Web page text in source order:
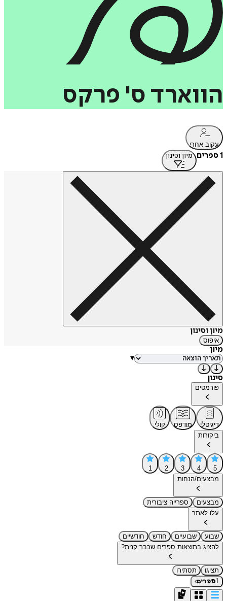
הווארד ס' פרקס
עקוב אחרי
1 ספרים מיון וסינון
מיון וסינון
איפוס
מיון
▾
סינון
פורמטים
דיגיטלי מודפס
קולי
ביקורות
5
4
3
2
1
מבצעים/הנחות
מבצעים
ספרייה ציבורית
עלו לאתר
שבוע שבועיים חודש
חודשיים
להציג בתוצאות ספרים שכבר קנית?
תציגו
תסתירו
1ספרים›